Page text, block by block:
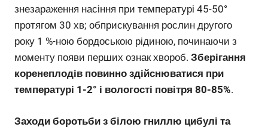
знезараження насіння при температурі 45-50°
протягом 30 хв; обприскування рослин другого
року 1 %-ною бордоською рідиною, починаючи з
моменту появи перших ознак хвороб. Зберігання
коренеплодів повинно здійснюватися при
температурі 1-2° і вологості повітря 80-85%.
Заходи боротьби з білою гниллю цибулі та